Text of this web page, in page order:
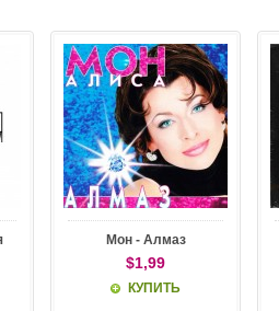
Мон - Алмаз
$1,99
КУПИТЬ